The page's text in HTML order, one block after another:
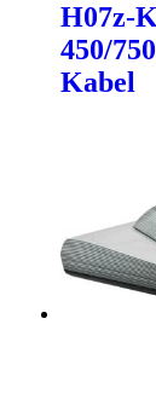
H07z-
450/
Kabel